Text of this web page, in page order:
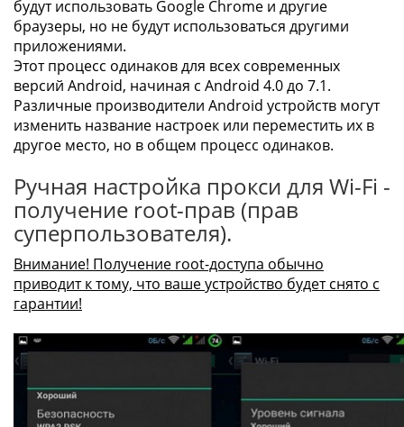
будут использовать Google Chrome и другие
браузеры, но не будут использоваться другими
приложениями.
Этот процесс одинаков для всех современных
версий Android, начиная с Android 4.0 до 7.1.
Различные производители Android устройств могут
изменить название настроек или переместить их в
другое место, но в общем процесс одинаков.
Ручная настройка прокси для Wi-Fi -
получение root-прав (прав
суперпользователя).
Внимание! Получение root-доступа обычно
приводит к тому, что ваше устройство будет снято с
гарантии!